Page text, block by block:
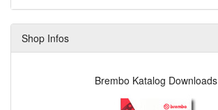
Shop Infos
Brembo Katalog Downloads